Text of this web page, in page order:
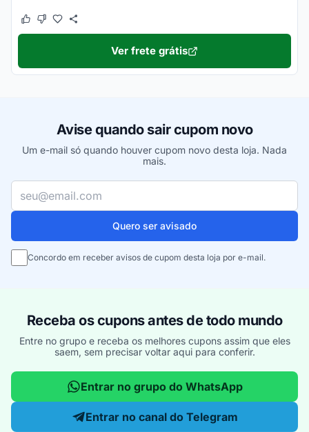
Este cupom funcionou
Este cupom não funcionou
Ver frete grátis
Avise quando sair cupom novo
Um e-mail só quando houver cupom novo desta loja. Nada
mais.
Quero ser avisado
Concordo em receber avisos de cupom desta loja por e-mail.
Receba os cupons antes de todo mundo
Entre no grupo e receba os melhores cupons assim que eles
saem, sem precisar voltar aqui para conferir.
Entrar no grupo do WhatsApp
Entrar no canal do Telegram